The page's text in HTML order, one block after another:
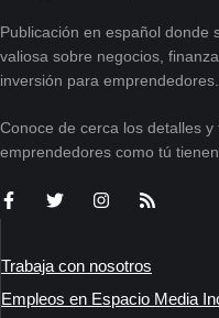
Publicación en español donde
valiosa sobre negocios,
inversión para emprendedores.
Conoce de cerca los detalles y
emprendedores como tú
Trabaja con nosotros
Empleos en Espacio Media